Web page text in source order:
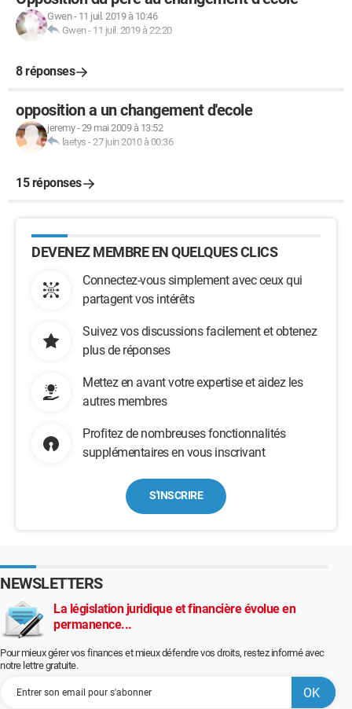
Gwen- 11 juil. 2019 à 10:46
Gwen- 11 juil. 2019 à 22:20
8 réponses
opposition a un changement d'ecole
jeremy-29 mai 2009 à 13:52
laetys -27 juin 2010 à 00:36
15 réponses
DEVENEZ MEMBRE EN QUELQUES CLICS
Connectez-vous simplement avec ceux qui
partagent vos intérêts
Suivez vos discussions facilement et obtenez
plus de réponses
Mettez en avant votre expertise et aidez les
autres membres
Profitez de nombreuses fonctionnalités
supplémentaires en vous inscrivant
S'INSCRIRE
NEWSLETTERS
La législation juridique et financière évolue en
permanence...
Pour mieux gérer vos finances et mieux défendre vos droits, restez informé avec
notre lettre gratuite.